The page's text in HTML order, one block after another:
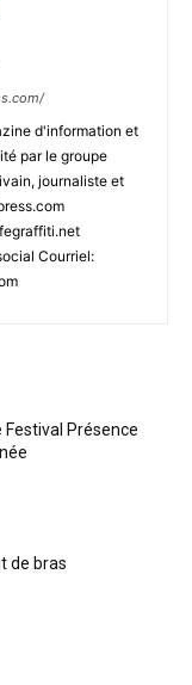
d'information et
par le groupe
journaliste et
Courriel:
Festival Présence
de bras